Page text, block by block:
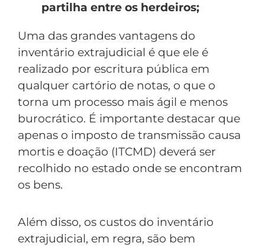
partilha entre os herdeiros;
Uma das grandes vantagens do
inventário extrajudicial é que ele é
realizado por escritura pública em
qualquer cartório de notas, o que o
torna um processo mais ágil e menos
burocrático. É importante destacar que
apenas o imposto de transmissão causa
mortis e doação (ITCMD) deverá ser
recolhido no estado onde se encontram
os bens.
Além disso, os custos do inventário
extrajudicial, em regra, são bem